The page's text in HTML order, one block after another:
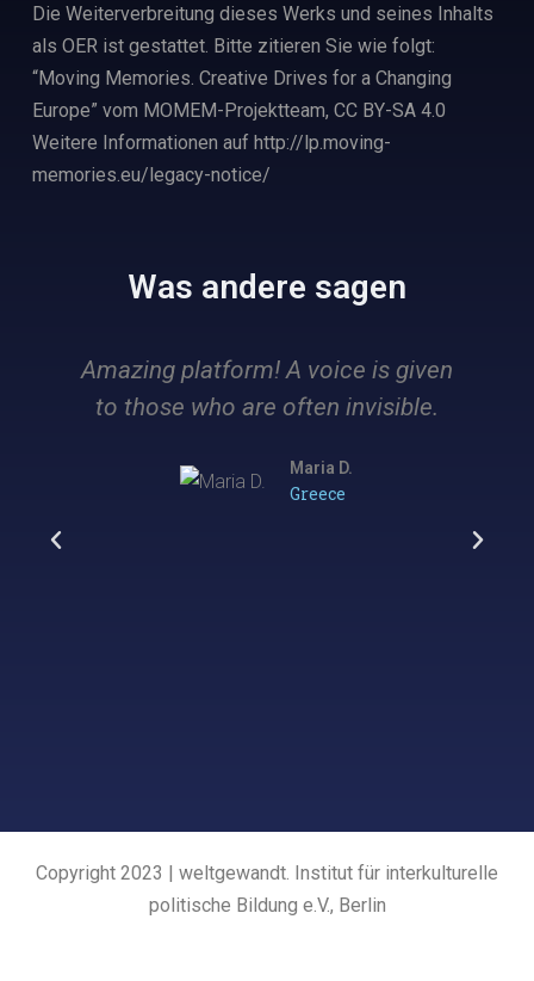
Die Weiterverbreitung dieses Werks und seines Inhalts
als OER ist gestattet. Bitte zitieren Sie wie folgt:
“Moving Memories. Creative Drives for a Changing
Europe” vom MOMEM-Projektteam, CC BY-SA 4.0
Weitere Informationen auf http://lp.moving-
memories.eu/legacy-notice/
Was andere sagen
Amazing platform! A voice is given
to those who are often invisible.
Maria D.
Greece
Copyright 2023 | weltgewandt. Institut für interkulturelle
politische Bildung e.V., Berlin